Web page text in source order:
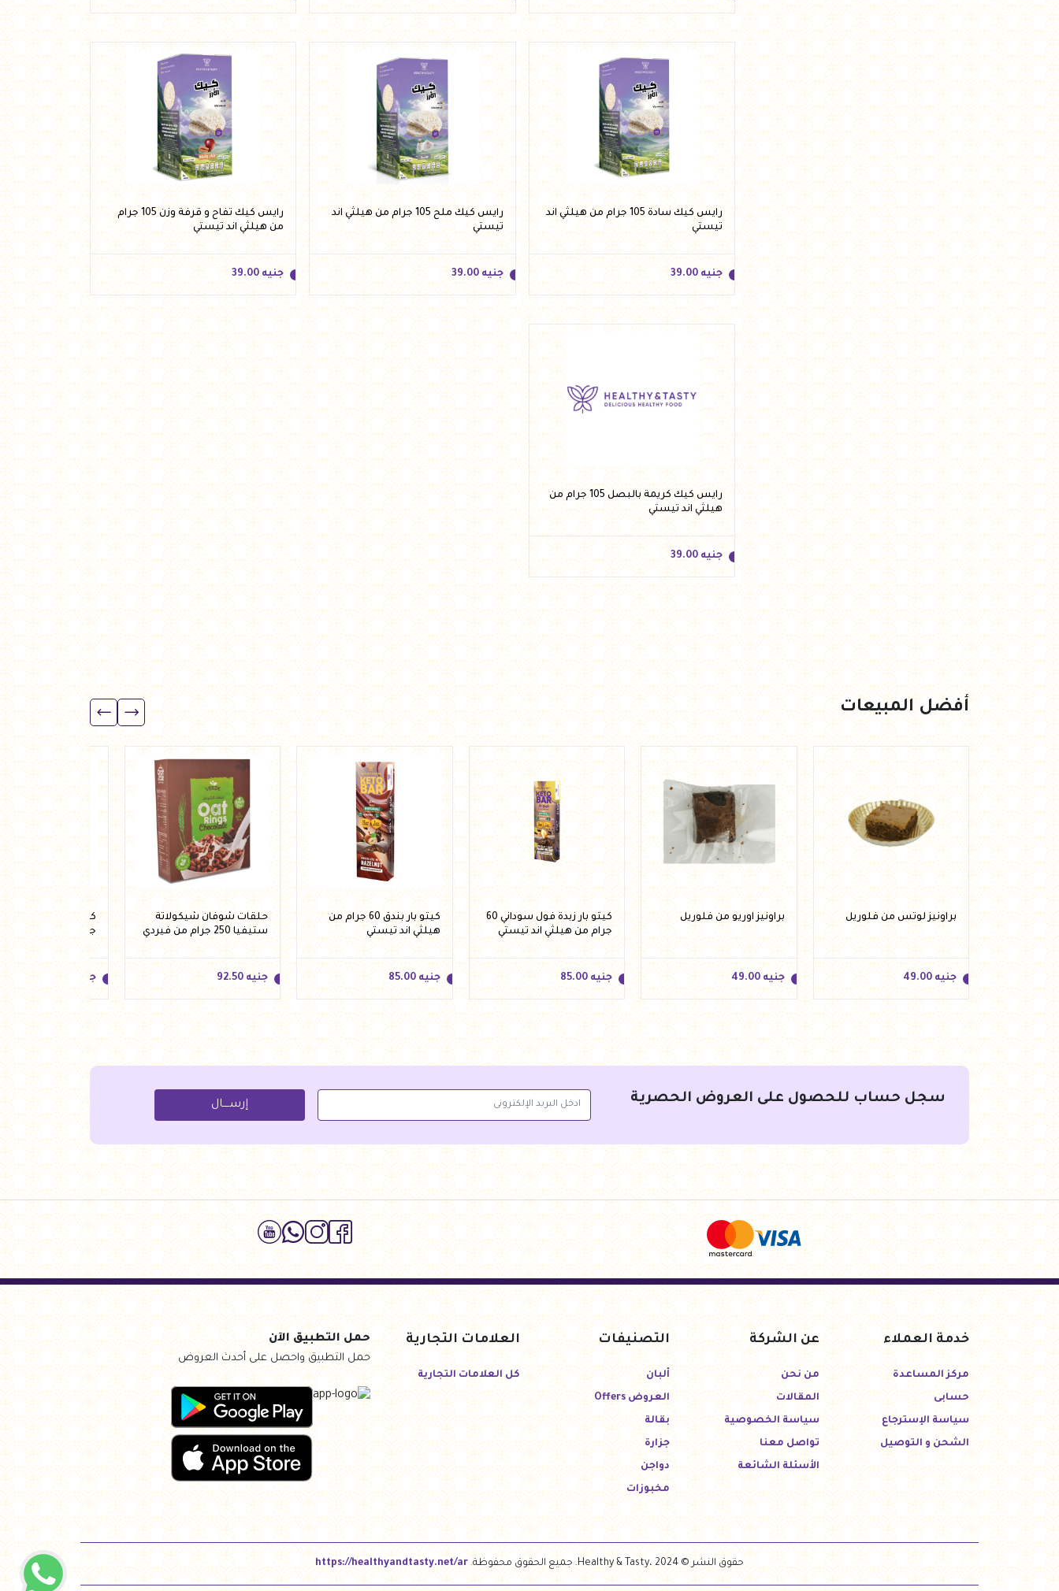
جنيه
أضف للسلة
جنيه
أضف للسلة
جنيه
أضف للسلة
رايس كيك سادة 105 جرام من هيلثي اند
تيستي
جنيه 39.00
جنيه 39.00
رايس كيك ملح 105 جرام من هيلثي اند
تيستي
جنيه 39.00
جنيه 39.00
أضف للسلة
رايس كيك تفاح و قرفة وزن 105 جرام
من هيلثي اند تيستي
جنيه 39.00
جنيه 39.00
أضف للسلة
رايس كيك كريمة بالبصل 105 جرام من
هيلثي اند تيستي
جنيه 39.00
جنيه 39.00
أضف للسلة أفضل المبيعات
غازي
من هيلثي اند
براونيز لوتس من فلوريل
جنيه 49.00
جنيه 49.00
براونيز اوريو من فلوريل
جنيه 49.00
جنيه 49.00
كيتو بار زبدة فول سوداني 60
جرام من هيلثي اند تيستي
جنيه 85.00
85.00
كيتو بار بندق 60 جرام من
هيلثي اند تيستي
جنيه 85.00
حلقات شوفان شيكولاتة
ستيفيا 250 جرام من فيردي
جنيه 92.50
جنيه 92.50
جرام من هيلثي اند
جنيه 85.00
جنيه 85.00
أضف
سجل حساب للحصول على العروض الحصرية إرســــال
خدمة العملاء
مركز المساعدة
حسابى
سياسة الإسترجاع
الشحن و التوصيل
عن الشركة
من نحن
المقالات
سياسة الخصوصية
تواصل معنا
الأسئلة الشائعة
التصنيفات
ألبان
العروض Offers
بقالة
جزارة
دواجن
مخبوزات
العلامات التجارية
كل العلامات التجارية
حمل التطبيق الآن
حمل التطبيق واحصل على أحدث العروض
حقوق النشر © Healthy & Tasty، 2024. جميع الحقوق محفوظة. https://healthyandtasty.net/ar